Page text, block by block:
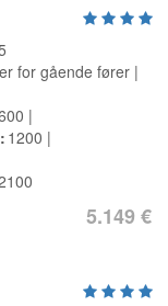
for gående fører
1200
5.149 €